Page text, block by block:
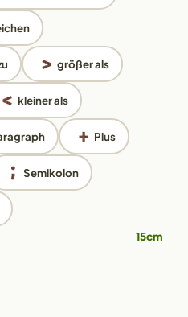
größer als
kleiner als
Plus
Semikolon
15cm